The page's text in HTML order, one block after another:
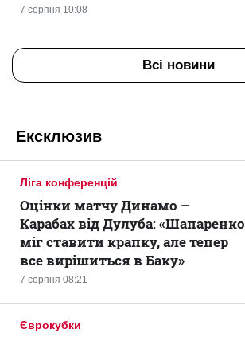
7 серпня 10:08
Всі новини
Ексклюзив
Ліга конференцій
7 серпня 08:21
Оцінки матчу Динамо –
Карабах від Дулуба: «Шапаренко
міг ставити крапку, але тепер
все вирішиться в Баку»
Єврокубки